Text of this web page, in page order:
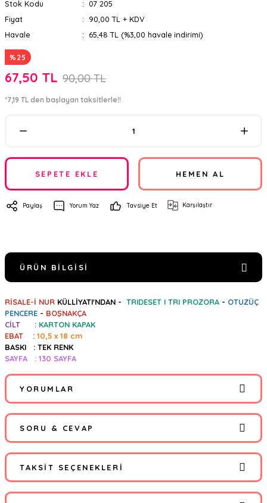
Stok Kodu
07 205
Fiyat
90,00 TL + KDV
Havale
65,48 TL (%3,00 havale indirimi)
%25
67,50 TL 90,00 TL
*7,19 TL den başlayan taksitlerle!!
SEPETE EKLE HEMEN AL
Paylaş Yorum Yaz Tavsiye Et Karşılaştır
ÜRÜN BILGISI
RİSALE-İ NUR KÜLLİYATI'NDAN - TRIDESET I TRI PROZORA - OTUZÜÇ
PENCERE - BOŞNAKÇA
CİLT
: KARTON KAPAK
EBAT : 10,5 x 18 cm
BASKI : TEK RENK
SAYFA : 130 SAYFA
YORUMLAR
Bu ürüne ilk yorumu siz yapın!
Yorum Yaz
SORU & CEVAP
Ürün hakkında henüz soru sorulmamış.
TAKSIT SEÇENEKLERI